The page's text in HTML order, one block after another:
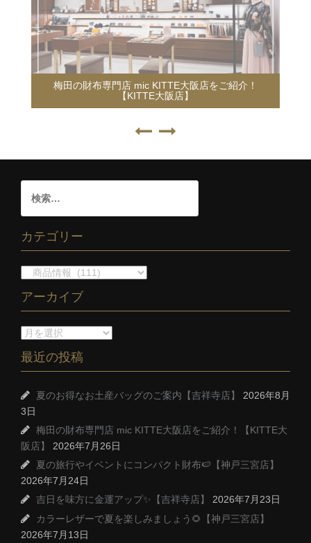
梅田の財布専門店 mic KITTE大阪店をご紹介！
【KITTE大阪店】
カテゴリー
アーカイブ
最近の投稿
夏のお得なお土産バッグのご案内【吉祥寺店】
2026年8月
3日
梅田の財布専門店 mic KITTE大阪店をご紹介！【KITTE大
阪店】
2026年7月26日
夏の旅行やイベントにコンパクト財布🍉【神戸三宮店】
2026年7月24日
吉日を味方に金運アップ✨【吉祥寺店】
2026年7月23日
カラーレザーで夏を楽しみましょう🌻【神戸三宮店】
2026年7月13日